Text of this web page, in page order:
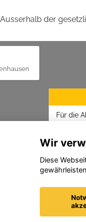
Ausserhalb der
Für die
Wir
Diese